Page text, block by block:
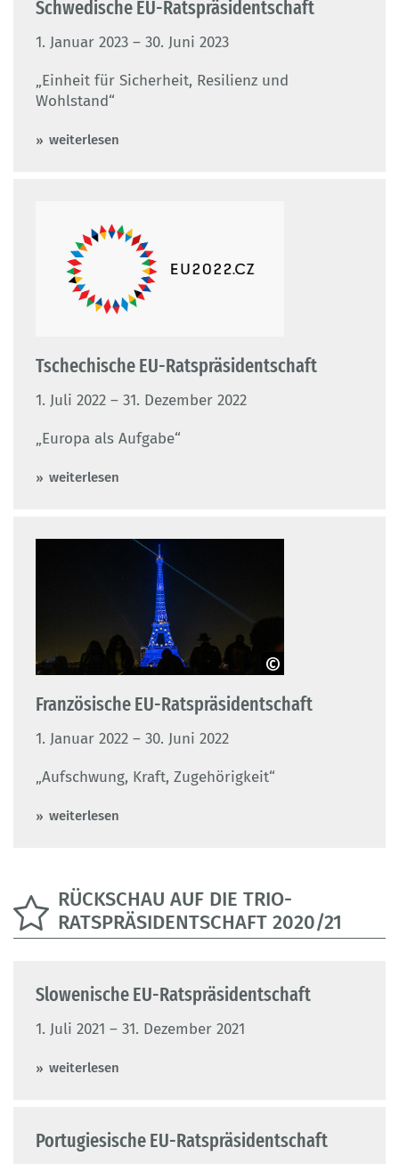
Schwedische EU-Ratspräsidentschaft
1. Januar 2023 – 30. Juni 2023
„Einheit für Sicherheit, Resilienz und
Wohlstand“
weiterlesen
Tschechische EU-Ratspräsidentschaft
1. Juli 2022 – 31. Dezember 2022
„Europa als Aufgabe“
weiterlesen
Französische EU-Ratspräsidentschaft
1. Januar 2022 – 30. Juni 2022
„Aufschwung, Kraft, Zugehörigkeit“
weiterlesen
RÜCKSCHAU AUF DIE TRIO-
RATSPRÄSIDENTSCHAFT 2020/21
Slowenische EU-Ratspräsidentschaft
1. Juli 2021 – 31. Dezember 2021
weiterlesen
Portugiesische EU-Ratspräsidentschaft